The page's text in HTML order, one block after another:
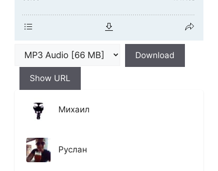
Download
Show URL
Михаил
Руслан